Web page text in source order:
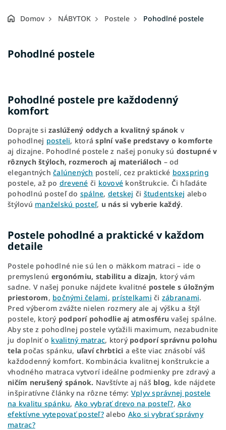
Domov NÁBYTOK Postele Pohodlné postele
Pohodlné postele
Pohodlné postele pre každodenný
komfort
Doprajte si zaslúžený oddych a kvalitný spánok v
pohodlnej posteli, ktorásplní vaše predstavy o komforte
aj dizajne. Pohodlné postele z našej ponuky sú dostupné v
rôznych štýloch, rozmeroch aj materiáloch – od
elegantných čalúnených postelí, cez praktické boxspring
postele, až po drevené či kovové konštrukcie. Či hľadáte
pohodlnú posteľ do spálne, detskej či študentskej alebo
štýlovú manželskú posteľ, u nás si vyberie každý.
Postele pohodlné a praktické v každom
detaile
Postele pohodlné nie sú len o mäkkom matraci – ide o
premyslenú ergonómiu, stabilitu a dizajn, ktorý vám
sadne. V našej ponuke nájdete kvalitné postele s úložným
priestorom, bočnými čelami, prístelkami či zábranami.
Pred výberom zvážte nielen rozmery ale aj výšku a štýl
postele, ktorý podporí pohodlie aj atmosféru vašej spálne.
Aby ste z pohodlnej postele vyťažili maximum, nezabudnite
ju doplniť o kvalitný matrac, ktorý podporí správnu polohu
tela počas spánku, uľaví chrbtici a ešte viac znásobí váš
každodenný komfort. Kombinácia kvalitnej konštrukcie a
vhodného matraca vytvorí ideálne podmienky pre zdravý a
ničím nerušený spánok. Navštívte aj náš blog, kde nájdete
inšpiratívne články na rôzne témy: Vplyv správnej postele
na kvalitu spánku, Ako vybrať drevo na posteľ?, Ako
efektívne vytepovať posteľ?alebo Ako si vybrať správny
matrac?